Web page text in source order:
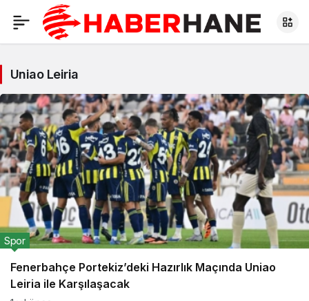
Uniao Leiria
Fenerbahçe Portekiz’deki Hazırlık Maçında Uniao
Leiria ile Karşılaşacak
Spor